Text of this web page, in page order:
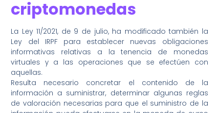
criptomonedas
La Ley 11/2021, de 9 de julio, ha modificado también la
Ley del IRPF para establecer nuevas obligaciones
informativas relativas a la tenencia de monedas
virtuales y a las operaciones que se efectúen con
aquellas.
Resulta necesario concretar el contenido de la
información a suministrar, determinar algunas reglas
de valoración necesarias para que el suministro de la